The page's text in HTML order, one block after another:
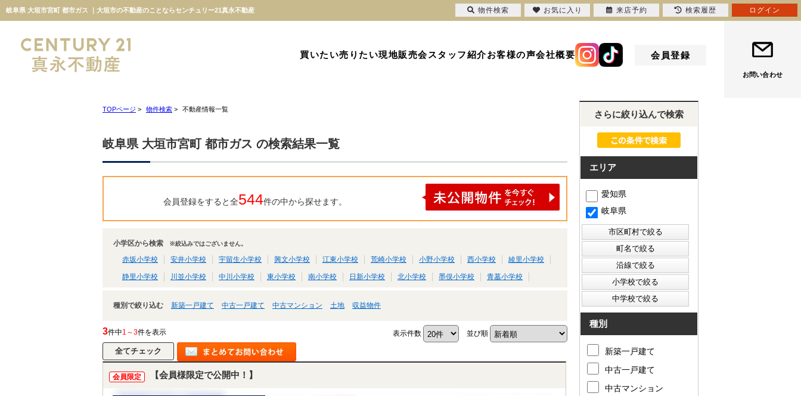
岐阜県 大垣市宮町 都市ガス ｜大垣市の不動産のことならセンチュリー21真永不動産
買いたい売りたい現地販売会スタッフ紹介お客様の声会社概要 会員登録
お問い合わせ
TOPページ > 物件検索 > 不動産情報一覧
岐阜県 大垣市宮町 都市ガス の検索結果一覧
会員登録をすると全544件の中から探せます。
小学区から検索 ※絞込みではございません。
赤坂小学校 安井小学校 宇留生小学校 興文小学校 江東小学校 荒崎小学校 小野小学校 西小学校 綾里小学校
静里小学校 川並小学校 中川小学校 東小学校 南小学校 日新小学校 北小学校 墨俣小学校 青墓小学校
種別で絞り込む 新築一戸建て 中古一戸建て 中古マンション 土地 収益物件
3件中1～3件を表示 表示件数 並び順
会員限定 【会員様限定で公開中！】
さらに絞り込んで検索
エリア
愛知県
岐阜県
種別
新築一戸建て
中古一戸建て
中古マンション
物件検索 お気に入り 来店予約 検索履歴 ログイン